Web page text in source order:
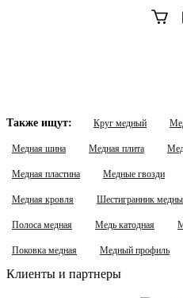
Также ищут: Круг медный
Медная шина Медная плита
Медная пластина Медные гвозди
Медная кровля Шестигранник
Полоса медная Медь катодная
Поковка медная Медный профиль
Клиенты и партнеры